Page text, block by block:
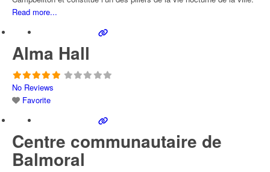
Read more...
Alma Hall
No Reviews
Favorite
Centre communautaire de
Balmoral